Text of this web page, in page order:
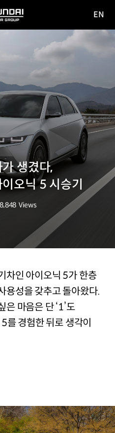
사이
EN
생겼다,
오닉 5 시승기
8,848 Views
차인 아이오닉 5가 한층
용성을 갖추고 돌아왔다.
은 마음은 단 ‘1’도
를 경험한 뒤로 생각이